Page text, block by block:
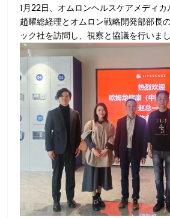
1月22日、オムロンヘルスケアメディ
趙耀総経理とオムロン戦略開発部部長
ック社を訪問し、視察と協議を行いまし